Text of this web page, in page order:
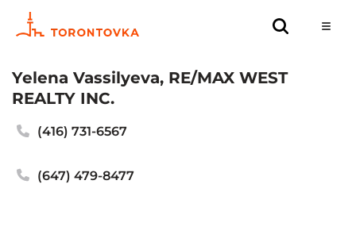
Yelena Vassilyeva, RE/MAX WEST
REALTY INC.
(416) 731-6567
(647) 479-8477